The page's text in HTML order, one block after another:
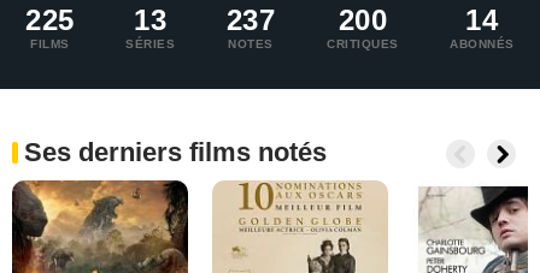
225
FILMS
13
SÉRIES
237
NOTES
200
CRITIQUES
14
ABONNÉS
Ses derniers films notés